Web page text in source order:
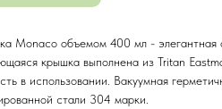
Monaco объемом 400 мл - элегантная
крышка выполнена из Tritan
в использовании. Вакуумная
стали 304 марки.